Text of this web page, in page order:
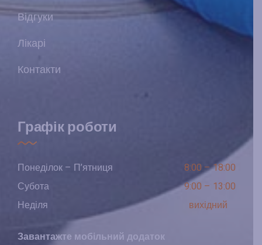
Відгуки
Лікарі
Контакти
Графік роботи
Понеділок – П’ятниця
8:00 – 18:00
Субота
9:00 – 13:00
Неділя
вихідний
Завантажте мобільний додаток